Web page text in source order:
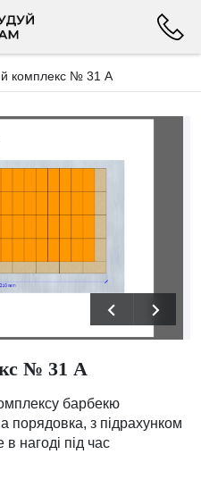
комплекс № 31 А
№ 31 А
барбекю
з підрахунком
в нагоді під час